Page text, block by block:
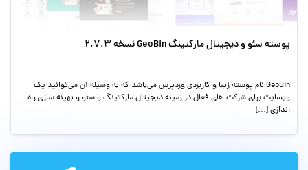
پوسته سئو و دیجیتال مارکتینگ GeoBin نسخه 2.7.3
GeoBin نام پوسته زیبا و کاربردی وردپرس می‌باشد که به وسیله آن می‌توانید یک
وبسایت برای شرکت های فعال در زمینه دیجیتال مارکتینگ و سئو و بهینه سازی راه
اندازی […]